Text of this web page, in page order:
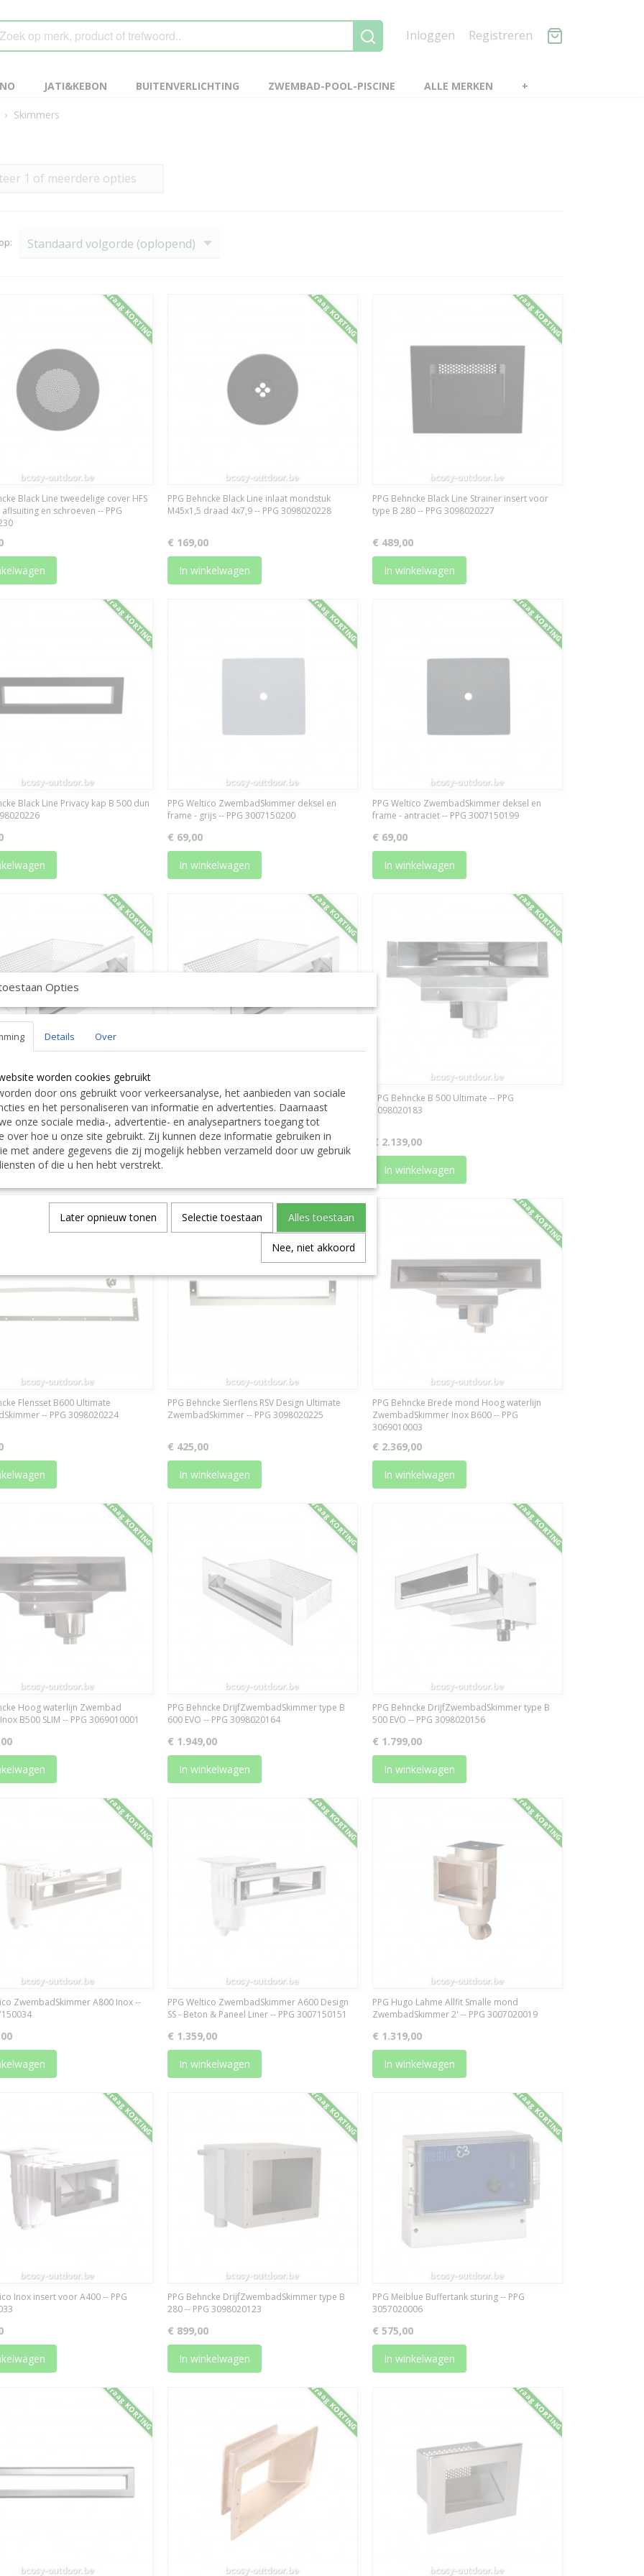
Inloggen Registreren
JATI&KEBON BUITENVERLICHTING ZWEMBAD-POOL-PISCINE ALLE MERKEN +
› Skimmers
1 of meerdere opties
Vraag KORTING
Black Line tweedelige cover HFS
en schroeven -- PPG
Vraag KORTING
PPG Behncke Black Line inlaat mondstuk
M45x1,5 draad 4x7,9 -- PPG 3098020228
€ 169,00
In winkelwagen
Vraag KORTING
PPG Behncke Black Line Strainer insert voor
type B 280 -- PPG 3098020227
€ 489,00
In winkelwagen
Vraag KORTING
Black Line Privacy kap B 500 dun
Vraag KORTING
PPG Weltico ZwembadSkimmer deksel en
frame - grijs -- PPG 3007150200
€ 69,00
In winkelwagen
Vraag KORTING
PPG Weltico ZwembadSkimmer deksel en
frame - antraciet -- PPG 3007150199
€ 69,00
In winkelwagen
Vraag KORTING
Filterinzetstuk voor
type B 500 EVO -- PPG
Vraag KORTING
PPG Behncke Filterinzetstuk voor
ZwembadSkimmer type B 600 EVO -- PPG
3098020167
€ 1.259,00
Vraag KORTING
PPG Behncke B 500 Ultimate -- PPG
3098020183
€ 2.139,00
In winkelwagen
Vraag KORTING
Flensset B600 Ultimate
-- PPG 3098020224
Vraag KORTING
PPG Behncke Sierflens RSV Design Ultimate
ZwembadSkimmer -- PPG 3098020225
€ 425,00
In winkelwagen
Vraag KORTING
PPG Behncke Brede mond Hoog waterlijn
ZwembadSkimmer Inox B600 -- PPG
3069010003
€ 2.369,00
In winkelwagen
Vraag KORTING
Hoog waterlijn Zwembad
B500 SLIM -- PPG 3069010001
Vraag KORTING
PPG Behncke DrijfZwembadSkimmer type B
600 EVO -- PPG 3098020164
€ 1.949,00
In winkelwagen
Vraag KORTING
PPG Behncke DrijfZwembadSkimmer type B
500 EVO -- PPG 3098020156
€ 1.799,00
In winkelwagen
Vraag KORTING
ZwembadSkimmer A800 Inox --
Vraag KORTING
PPG Weltico ZwembadSkimmer A600 Design
SS - Beton & Paneel Liner -- PPG 3007150151
€ 1.359,00
In winkelwagen
Vraag KORTING
PPG Hugo Lahme Allfit Smalle mond
ZwembadSkimmer 2' -- PPG 3007020019
€ 1.319,00
In winkelwagen
Vraag KORTING
Inox insert voor A400 -- PPG
Vraag KORTING
PPG Behncke DrijfZwembadSkimmer type B
280 -- PPG 3098020123
€ 899,00
In winkelwagen
Vraag KORTING
PPG Meiblue Buffertank sturing -- PPG
3057020006
€ 575,00
In winkelwagen
Vraag KORTING Vraag KORTING Vraag KORTING
Opties
Details Over
worden cookies gebruikt
door ons gebruikt voor verkeersanalyse, het aanbieden van sociale
en het personaliseren van informatie en advertenties. Daarnaast
onze sociale media-, advertentie- en analysepartners toegang tot
over hoe u onze site gebruikt. Zij kunnen deze informatie gebruiken in
met andere gegevens die zij mogelijk hebben verzameld door uw gebruik
of die u hen hebt verstrekt.
Later opnieuw tonen Selectie toestaan Alles toestaan
Nee, niet akkoord